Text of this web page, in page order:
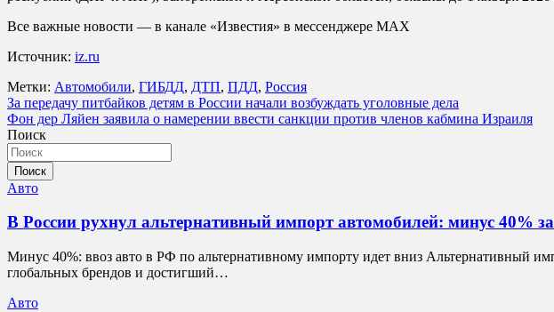
Все важные новости — в канале «Известия» в мессенджере МАХ
Источник: iz.ru
Метки: Автомобили, ГИБДД, ДТП, ПДД, Россия
Навигация
по
записям
За передачу питбайков детям в России начали возбуждать уголовные дела
Фон дер Ляйен заявила о намерении ввести санкции против членов кабмина Израиля
Поиск
Поиск
Авто
В России рухнул альтернативный импорт автомобилей: минус 40%
Минус 40%: ввоз авто в РФ по альтернативному импорту идет вниз Альтернативный
глобальных брендов и достигший…
Авто